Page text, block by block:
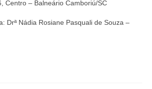
Centro – Balneário Camboriú/SC
Drª Nádia Rosiane Pasquali de Souza –